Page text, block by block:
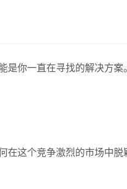
是你一直在寻找的解决方
这个竞争激烈的市场中